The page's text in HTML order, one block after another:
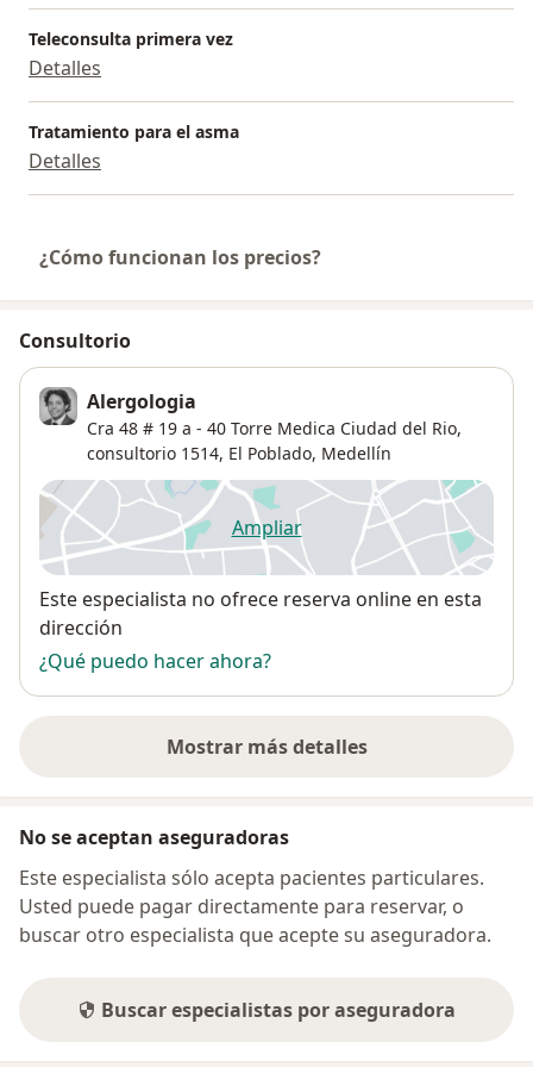
Colombia. Miembro del GRC en la OMS.
Teleconsulta primera vez
Detalles
Tratamiento para el asma
Detalles
¿Cómo funcionan los precios?
Consultorio
Alergologia
Cra 48 # 19 a - 40 Torre Medica Ciudad del Rio,
consultorio 1514, El Poblado, Medellín
Ampliarse abre en una nueva
Disponibilidad
Este especialista no ofrece reserva online en esta
dirección
¿Qué puedo hacer ahora?
Mostrar más detalles
sobre la dirección
No se aceptan aseguradoras
Este especialista sólo acepta pacientes particulares.
Usted puede pagar directamente para reservar, o
buscar otro especialista que acepte su aseguradora.
Buscar especialistas por aseguradora